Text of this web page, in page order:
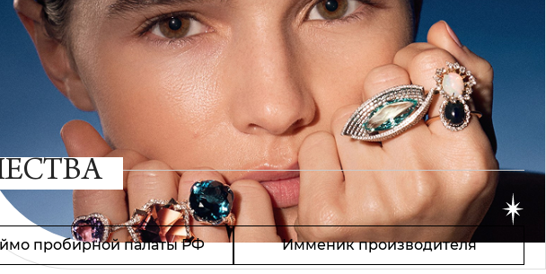
пробирной палаты РФ Имменик производителя